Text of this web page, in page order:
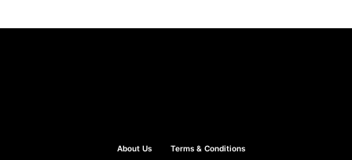
About Us Terms & Conditions